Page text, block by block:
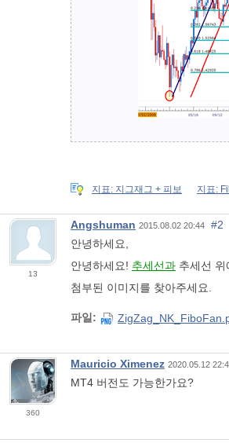
지표: 지그재그 + 피보 지표:
13
Angshuman 2015.08.02 20:44
#2
안녕하세요,
안녕하세요! 추세선과 추세선
첨부된 이미지를 찾아주세요.
파일:
360
Mauricio Ximenez 2020.05.12
MT4 버전도 가능한가요?